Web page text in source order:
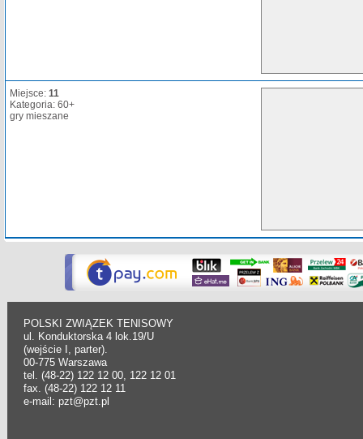
Miejsce: 11
Kategoria: 60+
gry mieszane
POLSKI ZWIĄZEK TENISOWY
ul. Konduktorska 4 lok.19/U
(wejście I, parter).
00-775 Warszawa
tel. (48-22) 122 12 00, 122 12 01
fax. (48-22) 122 12 11
e-mail: pzt@pzt.pl